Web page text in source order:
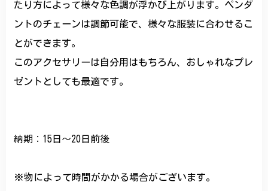
たり方によって様々な色調が浮かび上がります。ペンダ
ントのチェーンは調節可能で、様々な服装に合わせるこ
とができます。
このアクセサリーは自分用はもちろん、おしゃれなプレ
ゼントとしても最適です。
納期：15日～20日前後
※物によって時間がかかる場合がございます。